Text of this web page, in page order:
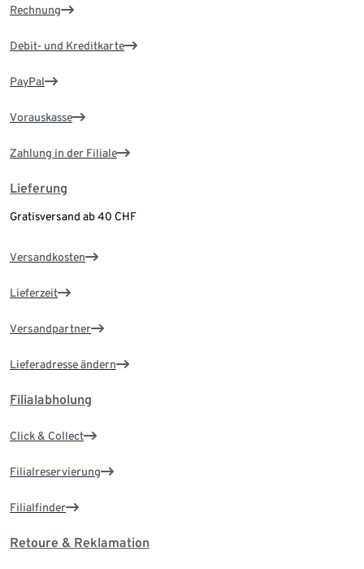
Rechnung
Debit- und Kreditkarte
PayPal
Vorauskasse
Zahlung in der Filiale
Lieferung
Gratisversand ab 40 CHF
Versandkosten
Lieferzeit
Versandpartner
Lieferadresse ändern
Filialabholung
Click & Collect
Filialreservierung
Filialfinder
Retoure & Reklamation